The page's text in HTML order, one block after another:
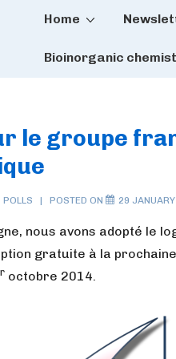
Main
Home
Bioinorganic
le groupe
POLLS POSTED ON 29
nous avons adopté le
gratuite à la
octobre 2014.